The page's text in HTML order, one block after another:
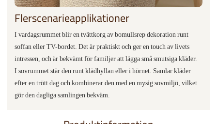
Flerscenarieapplikationer
I vardagsrummet blir en tvättkorg av bomullsrep dekoration runt
soffan eller TV-bordet. Det är praktiskt och ger en touch av livets
intressen, och är bekvämt för familjer att lägga små smutsiga kläder.
I sovrummet står den runt klädhyllan eller i hörnet. Samlar kläder
efter en trött dag och kombinerar den med en mysig sovmiljö, vilket
gör den dagliga samlingen bekväm.